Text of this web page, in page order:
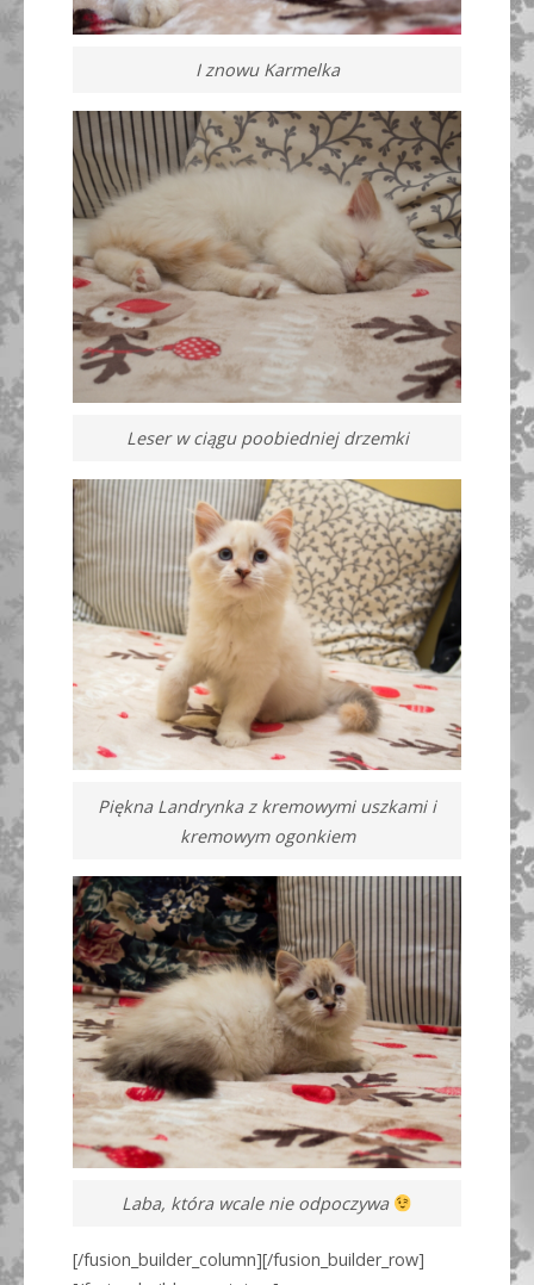
I znowu Karmelka
Leser w ciągu poobiedniej drzemki
Piękna Landrynka z kremowymi uszkami i
kremowym ogonkiem
Laba, która wcale nie odpoczywa
[/fusion_builder_column][/fusion_builder_row]